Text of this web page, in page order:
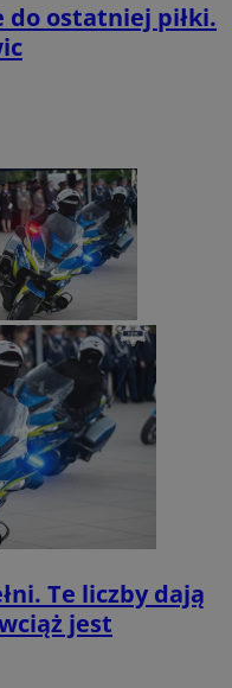
do ostatniej piłki.
Te liczby dają
jest